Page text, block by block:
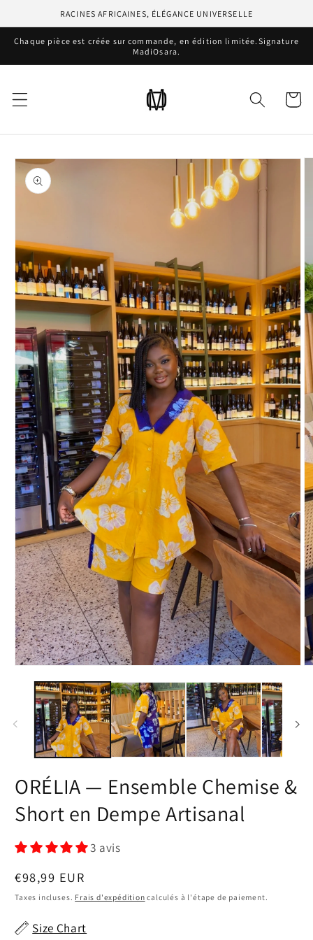
passer
au
contenu
RACINES AFRICAINES, ÉLÉGANCE UNIVERSELLE
Chaque pièce est créée sur commande, en édition limitée.Signature
MadiOsara.
Panier
Passer aux
informations
produits
média
une
fenêtre
modale
ORÉLIA — Ensemble Chemise &
Short en Dempe Artisanal
3 avis
Prix
habituel
€98,99 EUR
Taxes incluses. Frais d'expédition calculés à l'étape de paiement.
Size Chart